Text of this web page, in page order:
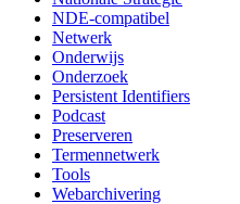
NDE-compatibel
Netwerk
Onderwijs
Onderzoek
Persistent Identifiers
Podcast
Preserveren
Termennetwerk
Tools
Webarchivering